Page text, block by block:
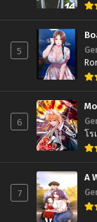
August 27, 2025
Chapter 43
August 27, 2025
Chapter 42
Chapter 41
August 1, 2025
July 31, 2025
Chapter 39
5
6
โร
7
A